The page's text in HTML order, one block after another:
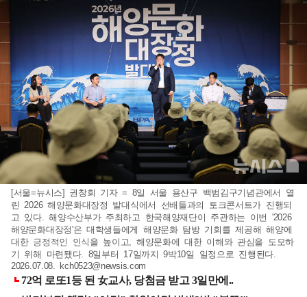
[서울=뉴시스] 권창회 기자 = 8일 서울 용산구 백범김구기념관에서 열
린 2026 해양문화대장정 발대식에서 선배들과의 토크콘서트가 진행되
고 있다. 해양수산부가 주최하고 한국해양재단이 주관하는 이번 '2026
해양문화대장정'은 대학생들에게 해양문화 탐방 기회를 제공해 해양에
대한 긍정적인 인식을 높이고, 해양문화에 대한 이해와 관심을 도모하
기 위해 마련됐다. 8일부터 17일까지 9박10일 일정으로 진행된다.
2026.07.08. kch0523@newsis.com